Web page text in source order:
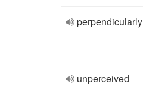
perpendicularly
unperceived